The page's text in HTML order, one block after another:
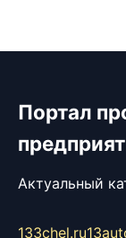
Портал
Актуальный
133chel.ru